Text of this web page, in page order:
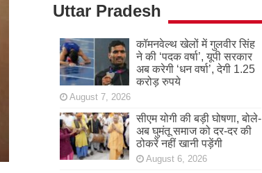
Uttar Pradesh
कॉमनवेल्थ खेलों में गुलवीर सिंह
ने की ‘पदक वर्षा’, यूपी सरकार
अब करेगी ‘धन वर्षा’, देगी 1.25
करोड़ रुपये
August 7, 2026
सीएम योगी की बड़ी घोषणा, बोले-
अब घुमंतू समाज को दर-दर की
ठोकरें नहीं खानी पड़ेंगी
August 6, 2026